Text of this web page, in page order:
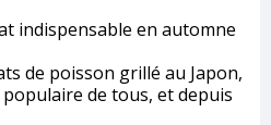
indispensable en automne
de poisson grillé au Japon,
populaire de tous, et depuis